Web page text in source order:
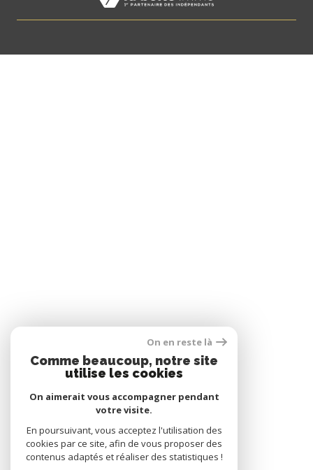
On en reste là
Comme beaucoup, notre site
utilise les cookies
On aimerait vous accompagner pendant
votre visite.
En poursuivant, vous acceptez l'utilisation des
cookies par ce site, afin de vous proposer des
contenus adaptés et réaliser des statistiques !